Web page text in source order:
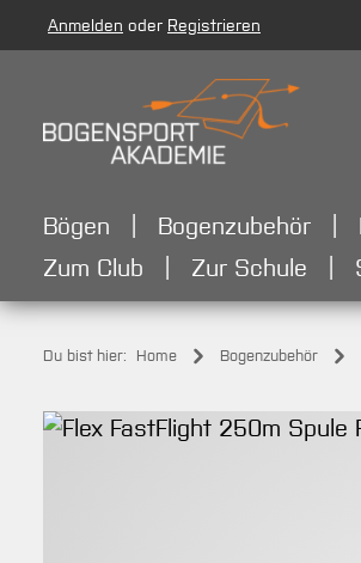
Hauptinhalt springen
Zur Suche springen
Zur Hauptnavigation springen
Anmelden oder Registrieren
Bögen Bogenzubehör
Zum Club
Zur Schule
Du bist hier: Home Bogenzubehör
Bildergalerie überspringen